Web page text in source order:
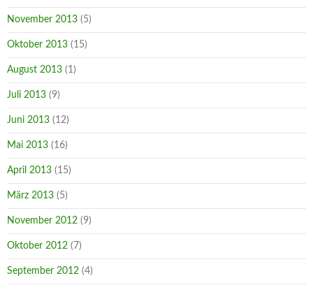
November 2013 (5)
Oktober 2013 (15)
August 2013 (1)
Juli 2013 (9)
Juni 2013 (12)
Mai 2013 (16)
April 2013 (15)
März 2013 (5)
November 2012 (9)
Oktober 2012 (7)
September 2012 (4)